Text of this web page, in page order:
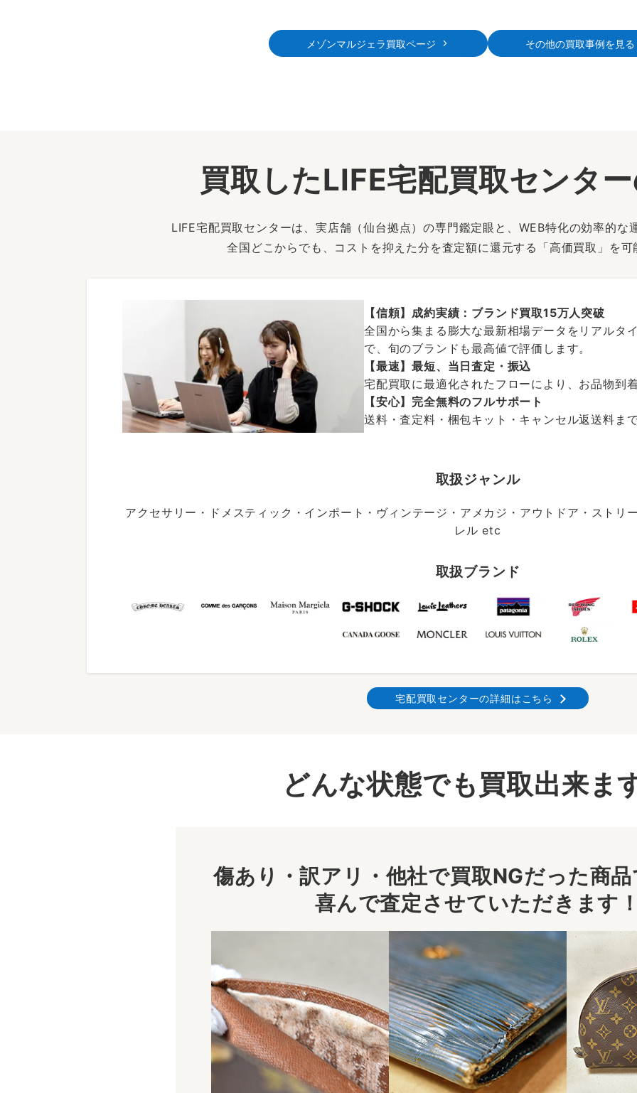
メゾンマルジェラ買取ページ その他の買取事例を見る
買取したLIFE宅配買取センタ
LIFE宅配買取センターは、実店舗（仙台拠点）の専門鑑定眼と、WEB特化の効率的な
全国どこからでも、コストを抑えた分を査定額に還元する「高価買取」を
【信頼】成約実績：ブランド買取15万人突破
全国から集まる膨大な最新相場データをリアルタ
で、旬のブランドも最高値で評価します。
【最速】最短、当日査定・振込
宅配買取に最適化されたフローにより、お品物到
【安心】完全無料のフルサポート
送料・査定料・梱包キット・キャンセル返送料ま
取扱ジャンル
アクセサリー・ドメスティック・インポート・ヴィンテージ・アメカジ・アウトドア・ストリ
レル etc
取扱ブランド
宅配買取センターの詳細はこちら
どんな状態でも買取出来ま
傷あり・訳アリ・他社で買取NGだった商
喜んで査定させていただきます